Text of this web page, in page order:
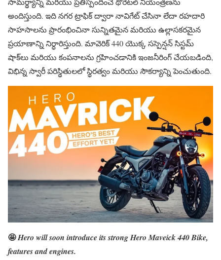
అందిస్తుంది. ఇది నగర ట్రాఫిక్ ద్వారా నావిగేట్ చేసినా లేదా రహదారి
సాహసాలను ప్రారంభించినా సున్నితమైన మరియు ఉల్లాసకరమైన
ప్రయాణాన్ని నిర్ధారిస్తుంది. మావెరిక్ 440 యొక్క సస్పెన్షన్ సిస్టమ్
షాక్‌లు మరియు కంపనాలను గ్రహించడానికి ఇంజనీరింగ్ చేయబడింది,
విభిన్న స్వారీ పరిస్థితులలో స్థిరత్వం మరియు సౌకర్యాన్ని పెంచుతుంది.
🤩Hero will soon introduce its strong Hero Maveick 440 Bike,
features and engines.